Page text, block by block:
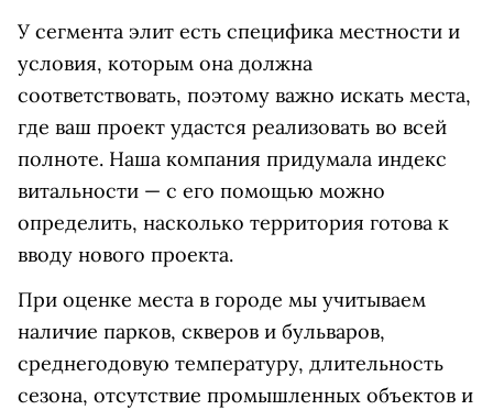
У сегмента элит есть специфика местности и
условия, которым она должна
соответствовать, поэтому важно искать места,
где ваш проект удастся реализовать во всей
полноте. Наша компания придумала индекс
витальности — с его помощью можно
определить, насколько территория готова к
вводу нового проекта.
При оценке места в городе мы учитываем
наличие парков, скверов и бульваров,
среднегодовую температуру, длительность
сезона, отсутствие промышленных объектов и